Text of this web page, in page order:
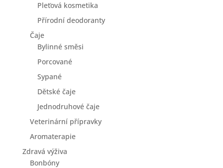
Pleťová kosmetika
Přírodní deodoranty
Čaje
Bylinné směsi
Porcované
Sypané
Dětské čaje
Jednodruhové čaje
Veterinární přípravky
Aromaterapie
Zdravá výživa
Bonbóny